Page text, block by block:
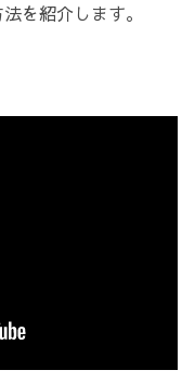
を紹介します。